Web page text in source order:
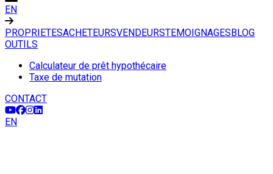
EN
PROPRIETESACHETEURSVENDEURSTEMOIGNAGESBLOG
OUTILS
Calculateur de prêt hypothécaire
Taxe de mutation
CONTACT
EN